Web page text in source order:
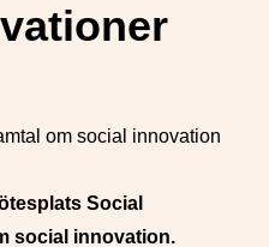
Social
social innovation.